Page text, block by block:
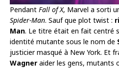
Pendant Fall of X, Marvel a sorti
Spider-Man. Sauf que plot twist :
Man. Le titre était en fait centré
identité mutante sous le nom de
justicier masqué à New York. Et
Wagner aider les gens, mutants